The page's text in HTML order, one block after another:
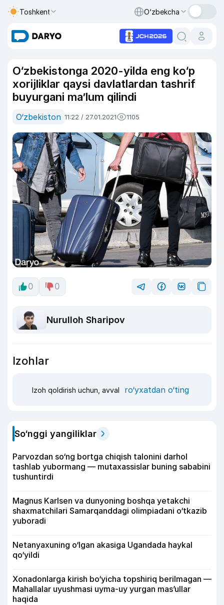
Toshkent O‘zbekcha
O‘zbekistonga 2020-yilda eng ko‘p
xorijliklar qaysi davlatlardan tashrif
buyurgani ma’lum qilindi
O‘zbekiston 11:22 / 27.01.2021 1105
0 0
Nurulloh Sharipov
Izohlar
Izoh qoldirish uchun, avval ro‘yxatdan o‘ting
So‘nggi yangiliklar
Parvozdan so‘ng bortga chiqish talonini darhol
tashlab yubormang — mutaxassislar buning sababini
tushuntirdi
Magnus Karlsen va dunyoning boshqa yetakchi
shaxmatchilari Samarqanddagi olimpiadani o‘tkazib
yuboradi
Netanyaxuning o‘lgan akasiga Ugandada haykal
qo‘yildi
Xonadonlarga kirish bo‘yicha topshiriq berilmagan —
Mahallalar uyushmasi uyma-uy yurgan mas’ullar
haqida